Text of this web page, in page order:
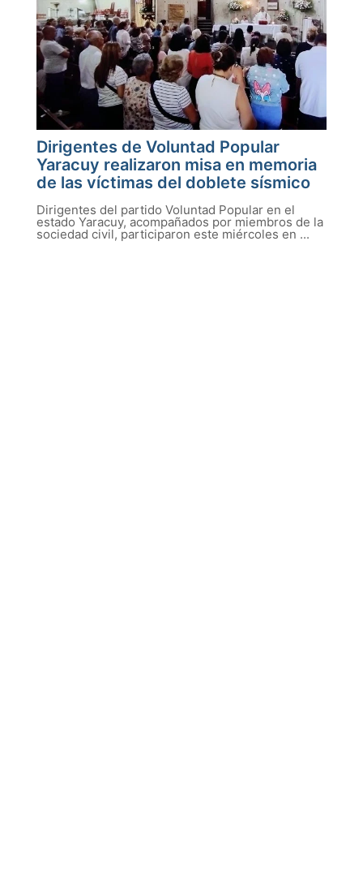
Dirigentes de Voluntad Popular
Yaracuy realizaron misa en memoria
de las víctimas del doblete sísmico
Dirigentes del partido Voluntad Popular en el
estado Yaracuy, acompañados por miembros de la
sociedad civil, participaron este miércoles en ...